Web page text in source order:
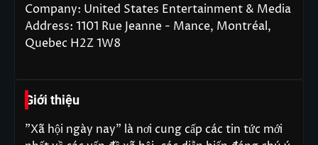
Company: United States Entertainment & Media
Address: 1101 Rue Jeanne - Mance, Montréal,
Quebec H2Z 1W8
Giới thiệu
"Xã hội ngày nay" là nơi cung cấp các tin tức mới